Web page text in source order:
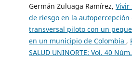
Germán Zuluaga Ramírez, Vivir
de riesgo en la autopercepción
transversal piloto con un
en un municipio de Colombia ,
SALUD UNINORTE: Vol. 40